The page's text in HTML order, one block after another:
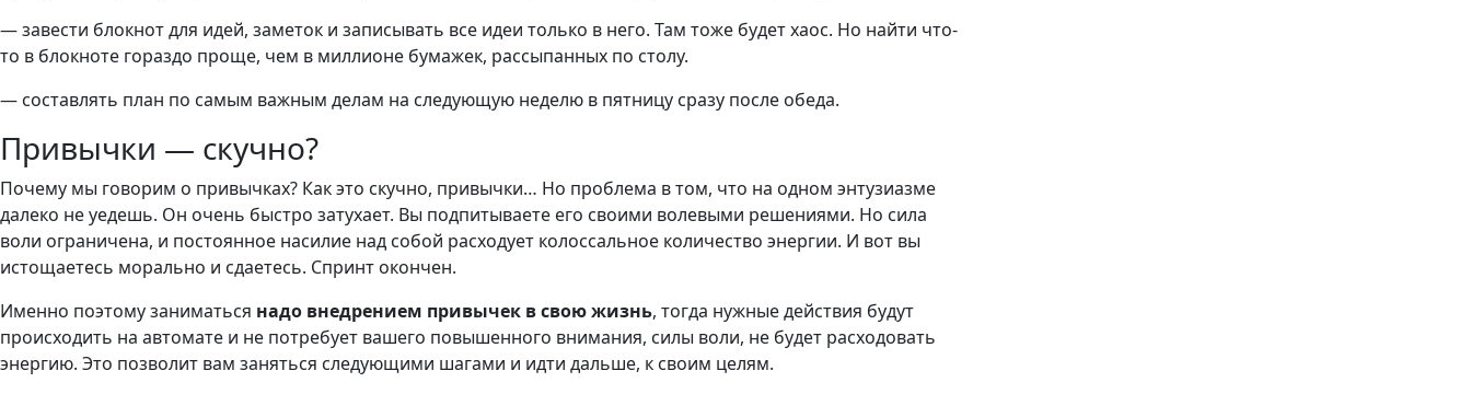
— завести блокнот для идей, заметок и записывать все идеи только в него. Там тоже будет хаос. Но найти что-
то в блокноте гораздо проще, чем в миллионе бумажек, рассыпанных по столу.
— составлять план по самым важным делам на следующую неделю в пятницу сразу после обеда.
Привычки — скучно?
Почему мы говорим о привычках? Как это скучно, привычки… Но проблема в том, что на одном энтузиазме
далеко не уедешь. Он очень быстро затухает. Вы подпитываете его своими волевыми решениями. Но сила
воли ограничена, и постоянное насилие над собой расходует колоссальное количество энергии. И вот вы
истощаетесь морально и сдаетесь. Спринт окончен.
Именно поэтому заниматься надо внедрением привычек в свою жизнь, тогда нужные действия будут
происходить на автомате и не потребует вашего повышенного внимания, силы воли, не будет расходовать
энергию. Это позволит вам заняться следующими шагами и идти дальше, к своим целям.